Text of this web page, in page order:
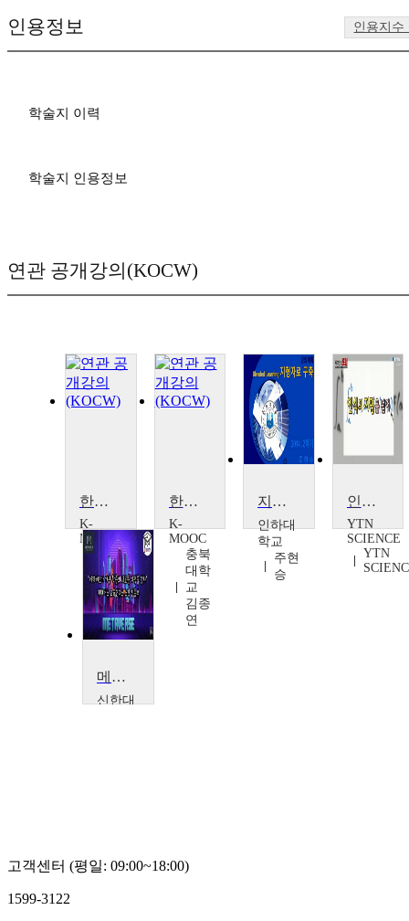
인용정보 인용지수
학술지 이력
학술지 인용정보
연관 공개강의(KOCW)
한국 지형 여행
K-
MOOC
충북
대학
교
김종
연
한국 지오파크의 지형
K-
MOOC
충북
대학
교
김종
연
지형자료구축
인하대
학교
주현
승
인식의 지평을 넘어
YTN
SCIENCE
YTN
메타버스가 가상 학습의 새로운 지평을 열다
신한대
고객센터 (평일: 09:00~18:00)
1599-3122